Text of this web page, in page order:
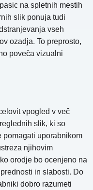
na spletnih mestih
slik ponuja tudi
vseh
ozadja. To preprosto,
poveča vizualni
vpogled v več
slik, ki so
pomagati uporabnikom
njihovim
orodje bo ocenjeno na
in slabosti. Do
dobro razumeti